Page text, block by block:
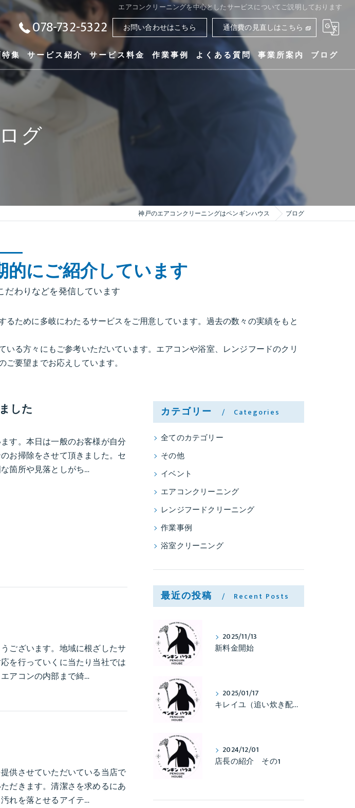
エアコンクリーニングを中心としたサービスについてご説明しております
078-732-5322 お問い合わせはこちら 通信費の見直しはこちら
集 サービス紹介 サービス料金 作業事例 よくある質問 事業所案内
ペンギンハウス
ブログ
グ
神戸のエアコンクリーニングはペンギンハウス ブログ
にご紹介しています
だわりなどを発信しています
ために多岐にわたるサービスをご用意しています。過去の数々の実績をもと
る方々にもご参考いただいています。エアコンや浴室、レンジフードのクリ
要望までお応えしています。
した
す。本日は一般のお客様が自分
お掃除をさせて頂きました。セ
箇所や見落としがち…
ございます。地域に根ざしたサ
を行っていくに当たり当社では
アコンの内部まで綺…
供させていただいている当店で
だきます。清潔さを求めるにあ
れを落とせるアイテ…
カテゴリー Categories
全てのカテゴリー
その他
イベント
エアコンクリーニング
レンジフードクリーニング
作業事例
浴室クリーニング
最近の投稿 Recent Posts
2025/11/13
新料金開始
2025/01/17
キレイユ（追い炊き配管洗浄）がプチブレイクしております
2024/12/01
店長の紹介 その1